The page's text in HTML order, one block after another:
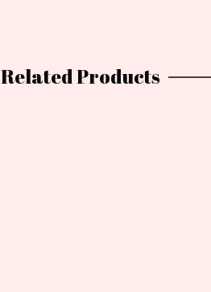
Related Products